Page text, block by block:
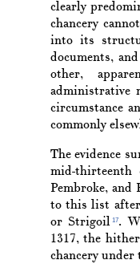
clearly
chancery
into its
documents,
other,
administrative
circumstance
commonly
The evidence
mid-thirteenth
Pembroke,
to this list after
or Strigoil 17.
1317, the
chancery under